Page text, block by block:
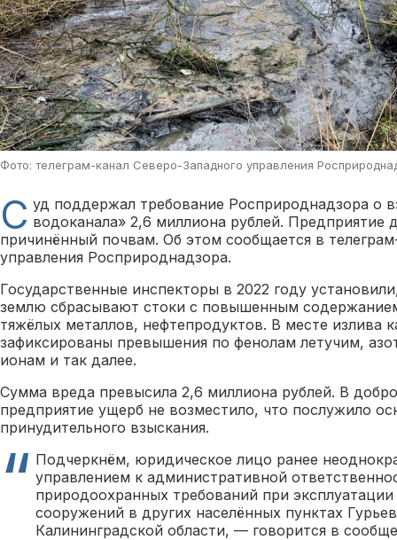
Фото: телеграм-канал Северо-Западного управления
С уд поддержал требование Росприроднадзора о
водоканала» 2,6 миллиона рублей. Предприятие
причинённый почвам. Об этом сообщается в
управления Росприроднадзора.
Государственные инспекторы в 2022 году
землю сбрасывают стоки с повышенным
тяжёлых металлов, нефтепродуктов. В месте излива
зафиксированы превышения по фенолам летучим,
ионам и так далее.
Сумма вреда превысила 2,6 миллиона рублей. В
предприятие ущерб не возместило, что послужило
принудительного взыскания.
Подчеркнём, юридическое лицо ранее
управлением к административной
природоохранных требований при
сооружений в других населённых пунктах
Калининградской области, — говорится в